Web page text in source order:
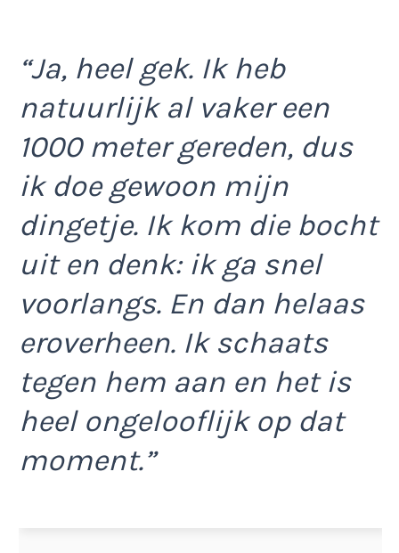
“Ja, heel gek. Ik heb
natuurlijk al vaker een
1000 meter gereden, dus
ik doe gewoon mijn
dingetje. Ik kom die bocht
uit en denk: ik ga snel
voorlangs. En dan helaas
eroverheen. Ik schaats
tegen hem aan en het is
heel ongelooflijk op dat
moment.”